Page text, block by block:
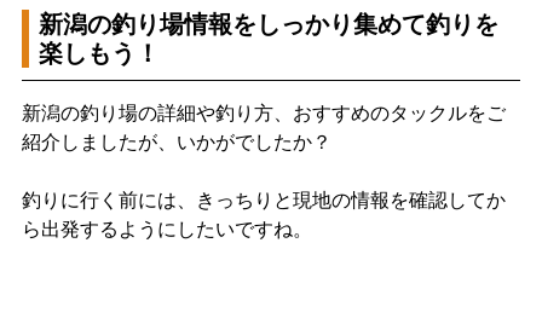
新潟の釣り場情報をしっかり集めて釣りを
楽しもう！
新潟の釣り場の詳細や釣り方、おすすめのタックルをご
紹介しましたが、いかがでしたか？
釣りに行く前には、きっちりと現地の情報を確認してか
ら出発するようにしたいですね。